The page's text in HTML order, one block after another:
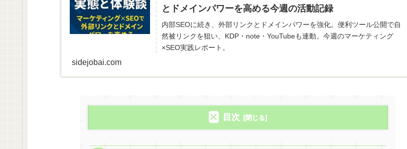
とドメインパワーを高める今週の活動記録
内部SEOに続き、外部リンクとドメインパワーを強化。便利ツール公開で自
然被リンクを狙い、KDP・note・YouTubeも連動。今週のマーケティング
×SEO実践レポート。
sidejobai.com
目次